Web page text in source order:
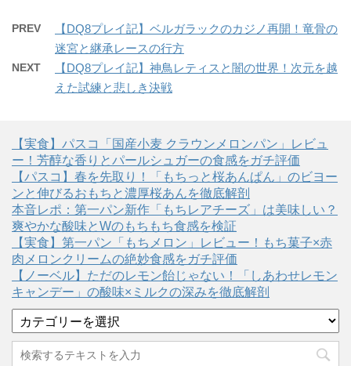
PREV
【DQ8プレイ記】ベルガラックのカジノ再開！竜骨の
迷宮と継承レースの行方
NEXT
【DQ8プレイ記】神鳥レティスと闇の世界！次元を越
えた試練と悲しき決戦
【実食】パスコ「国産小麦 クラウンメロンパン」レビュ
ー！芳醇な香りとパールシュガーの食感をガチ評価
【パスコ】春を先取り！「もちっと桜あんぱん」のビヨー
ンと伸びるおもちと濃厚桜あんを徹底解剖
本音レポ：第一パン新作「もちレアチーズ」は美味しい？
爽やかな酸味とWのもちもち食感を検証
【実食】第一パン「もちメロン」レビュー！もち菓子×赤
肉メロンクリームの絶妙食感をガチ評価
【ノーベル】ただのレモン飴じゃない！「しあわせレモン
キャンデー」の酸味×ミルクの深みを徹底解剖
テ
ゴ